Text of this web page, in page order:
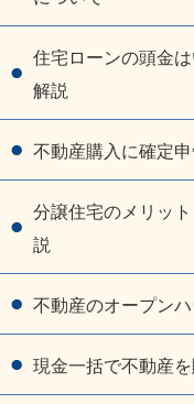
住宅ローンの頭金
解説
不動産購入に確定
分譲住宅のメリッ
説
不動産のオープン
現金一括で不動産